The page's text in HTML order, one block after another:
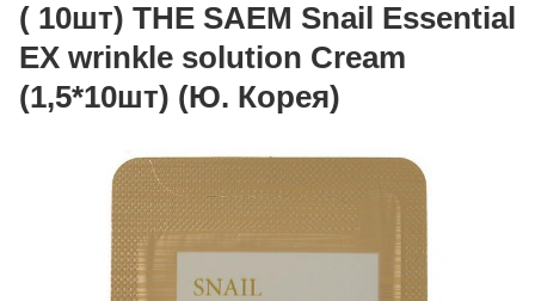
( 10шт) THE SAEM Snail Essential
EX wrinkle solution Cream
(1,5*10шт) (Ю. Корея)